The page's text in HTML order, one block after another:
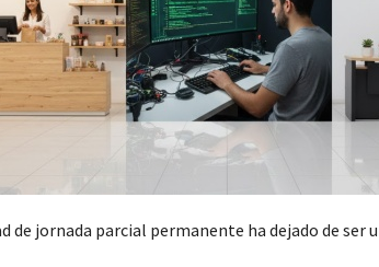
jornada parcial permanente ha dejado de